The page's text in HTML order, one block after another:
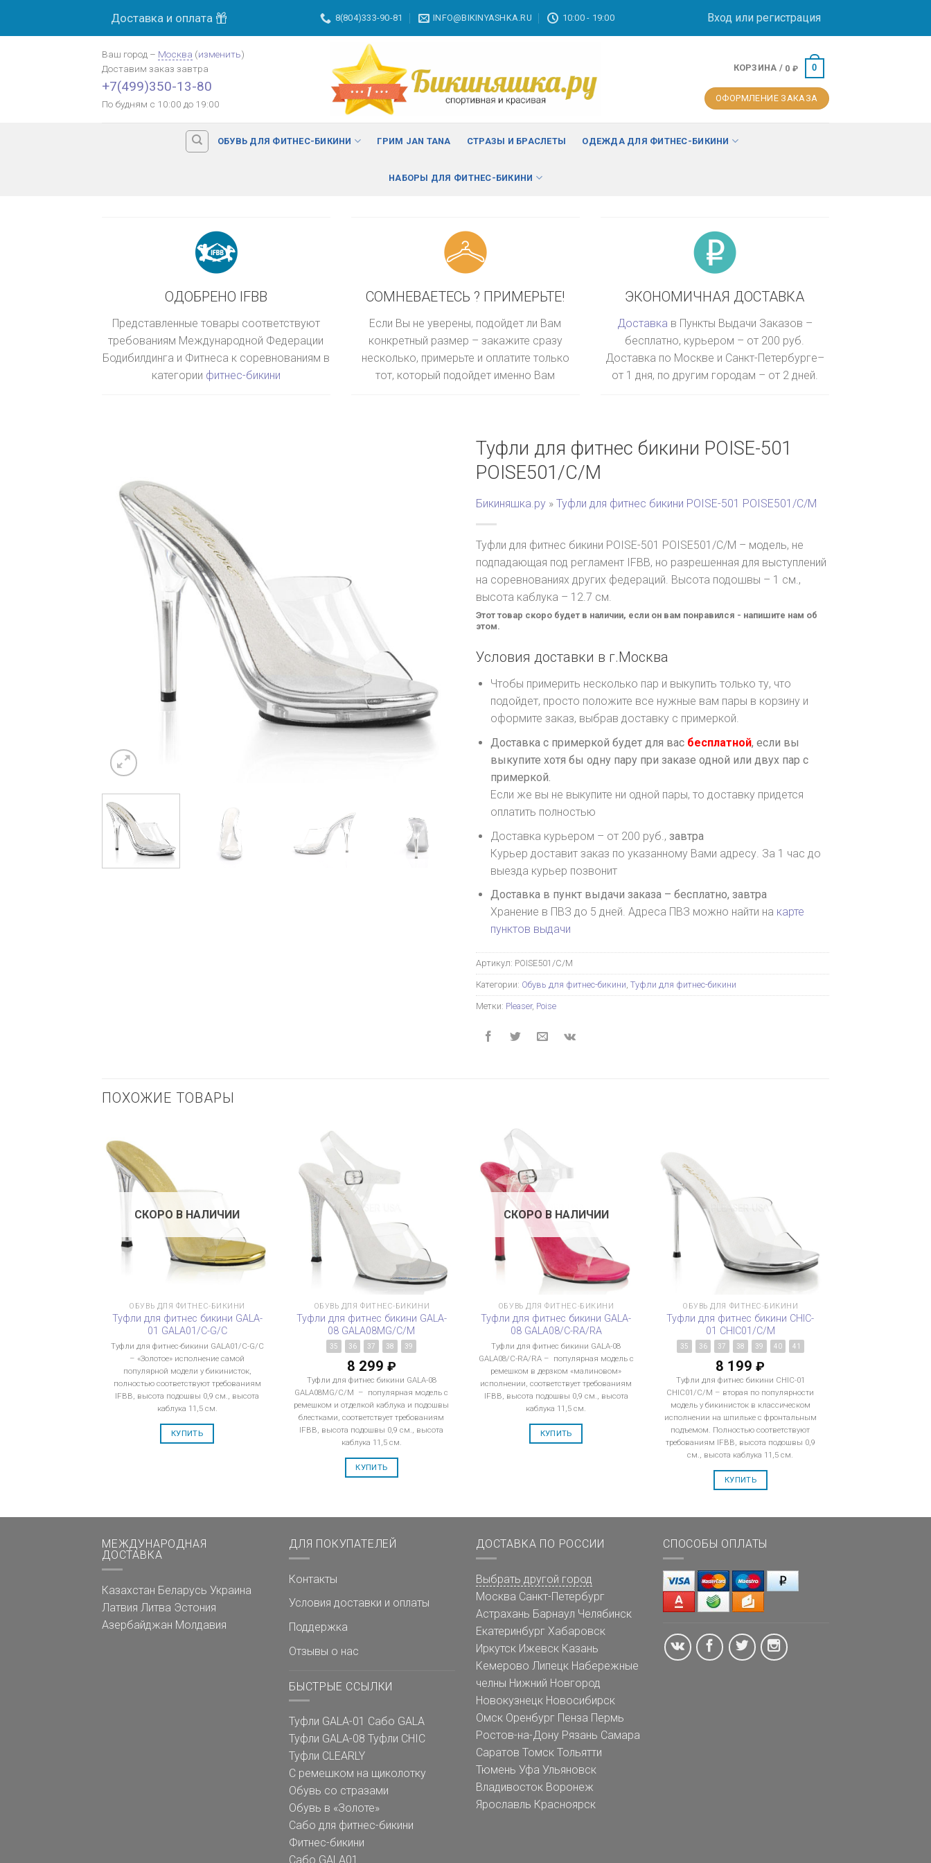
Доставка и оплата 8(804)333-90-81 INFO@BIKINYASHKA.RU 10:00 - 19:00 Вход или регистрация
Ваш город – Москва (изменить)
Доставим заказ завтра
+7(499)350-13-80
По будням с 10:00 до 19:00
КОРЗИНА / 0 ₽ 0
ОФОРМЛЕНИЕ ЗАКАЗА
ОБУВЬ ДЛЯ ФИТНЕС-БИКИНИ ГРИМ JAN TANA СТРАЗЫ И БРАСЛЕТЫ ОДЕЖДА ДЛЯ ФИТНЕС-БИКИНИ
НАБОРЫ ДЛЯ ФИТНЕС-БИКИНИ
ОДОБРЕНО IFBB
Представленные товары соответствуют
требованиям Международной Федерации
Бодибилдинга и Фитнеса к соревнованиям в
категории фитнес-бикини
СОМНЕВАЕТЕСЬ ? ПРИМЕРЬТЕ!
Если Вы не уверены, подойдет ли Вам
конкретный размер – закажите сразу
несколько, примерьте и оплатите только
тот, который подойдет именно Вам
ЭКОНОМИЧНАЯ ДОСТАВКА
Доставка в Пункты Выдачи Заказов –
бесплатно, курьером – от 200 руб.
Доставка по Москве и Санкт-Петербурге–
от 1 дня, по другим городам – от 2 дней.
Туфли для фитнес бикини POISE-501
POISE501/C/M
Бикиняшка.ру » Туфли для фитнес бикини POISE-501 POISE501/C/M
Туфли для фитнес бикини POISE-501 POISE501/C/M – модель, не
подпадающая под регламент IFBB, но разрешенная для выступлений
на соревнованиях других федераций. Высота подошвы – 1 см.,
высота каблука – 12.7 см.
Этот товар скоро будет в наличии, если он вам понравился - напишите нам об
этом.
МОСКВА изменить
Оплата картой банка
Условия доставки в г.Москва
Чтобы примерить несколько пар и выкупить только ту, что
подойдет, просто положите все нужные вам пары в корзину и
оформите заказ, выбрав доставку с примеркой.
Доставка с примеркой будет для вас бесплатной, если вы
выкупите хотя бы одну пару при заказе одной или двух пар с
примеркой.
Если же вы не выкупите ни одной пары, то доставку придется
оплатить полностью
Доставка курьером – от 200 руб., завтра
Курьер доставит заказ по указанному Вами адресу. За 1 час до
выезда курьер позвонит
Доставка в пункт выдачи заказа – бесплатно, завтра
Хранение в ПВЗ до 5 дней. Адреса ПВЗ можно найти на карте
пунктов выдачи
Артикул: POISE501/C/M
Категории: Обувь для фитнес-бикини Туфли для фитнес-бикини
Метки: Pleaser, Poise
ПОХОЖИЕ ТОВАРЫ
СКОРО В НАЛИЧИИ
ОБУВЬ ДЛЯ ФИТНЕС-БИКИНИ
Туфли для фитнес бикини GALA-
01 GALA01/C-G/C
Туфли для фитнес-бикини GALA01/C-G/C
– «Золотое» исполнение самой
популярной модели у бикинисток,
полностью соответствуют требованиям
IFBB, высота подошвы 0,9 см., высота
каблука 11,5 см.
КУПИТЬ
ОБУВЬ ДЛЯ ФИТНЕС-БИКИНИ
Туфли для фитнес бикини GALA-
08 GALA08MG/C/M
35 36 37 38 39
8 299 ₽
Туфли для фитнес бикини GALA-08
GALA08MG/C/M – популярная модель с
ремешком и отделкой каблука и подошвы
блестками, соответствует требованиям
IFBB, высота подошвы 0,9 см., высота
каблука 11,5 см.
КУПИТЬ
СКОРО В НАЛИЧИИ
ОБУВЬ ДЛЯ ФИТНЕС-БИКИНИ
Туфли для фитнес бикини GALA-
08 GALA08/C-RA/RA
Туфли для фитнес бикини GALA-08
GALA08/C-RA/RA – популярная модель с
ремешком в дерзком «малиновом»
исполнении, соответствует требованиям
IFBB, высота подошвы 0,9 см., высота
каблука 11,5 см.
КУПИТЬ
ОБУВЬ ДЛЯ ФИТНЕС-БИКИНИ
Туфли для фитнес бикини CHIC-
01 CHIC01/C/M
35 36 37 38 39 40 41
8 199₽
Туфли для фитнес бикини CHIC-01
CHIC01/C/M – вторая по популярности
модель у бикинисток в классическом
исполнении на шпильке с фронтальным
подъемом. Полностью соответствуют
требованиям IFBB, высота подошвы 0,9
см., высота каблука 11,5 см.
КУПИТЬ
МЕЖДУНАРОДНАЯ
ДОСТАВКА
Казахстан Беларусь Украина
Латвия Литва Эстония
Азербайджан Молдавия
ДЛЯ ПОКУПАТЕЛЕЙ
Контакты
Условия доставки и оплаты
Поддержка
Отзывы о нас
БЫСТРЫЕ ССЫЛКИ
Туфли GALA-01 Сабо GALA
Туфли GALA-08 Туфли CHIC
Туфли CLEARLY
С ремешком на щиколотку
Обувь со стразами
Обувь в «Золоте»
Сабо для фитнес-бикини
Фитнес-бикини
Сабо GALA01
ДОСТАВКА ПО РОССИИ
Выбрать другой город
Москва Санкт-Петербург
Астрахань Барнаул Челябинск
Екатеринбург Хабаровск
Иркутск Ижевск Казань
Кемерово Липецк Набережные
челны Нижний Новгород
Новокузнецк Новосибирск
Омск Оренбург Пенза Пермь
Ростов-на-Дону Рязань Самара
Саратов Томск Тольятти
Тюмень Уфа Ульяновск
Владивосток Воронеж
Ярославль Красноярск
СПОСОБЫ ОПЛАТЫ